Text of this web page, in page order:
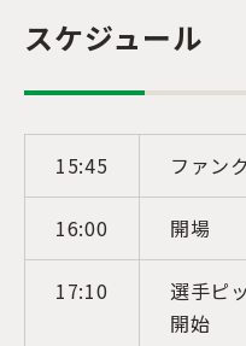
スケジュール
15:45 ファン
16:00 開場
17:10
選手ピ
開始